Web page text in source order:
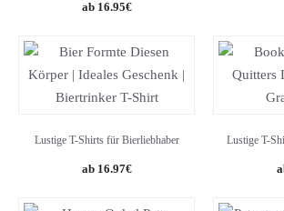
16.95€
Lustige T-Shirts für Bierliebhaber
16.97€
Lustige T-